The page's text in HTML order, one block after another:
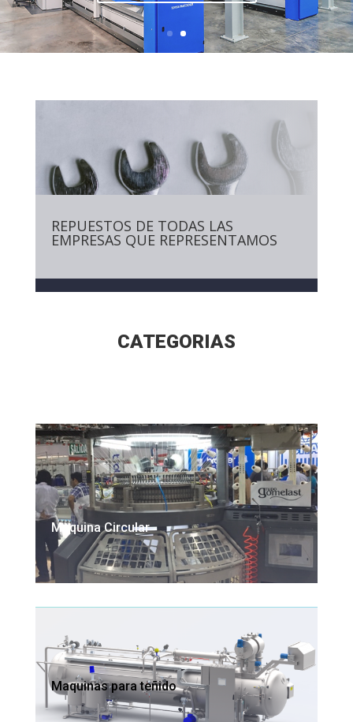
REPUESTOS DE TODAS LAS
EMPRESAS QUE REPRESENTAMOS
CATEGORIAS
Maquina Circular
Maquinas para teñido